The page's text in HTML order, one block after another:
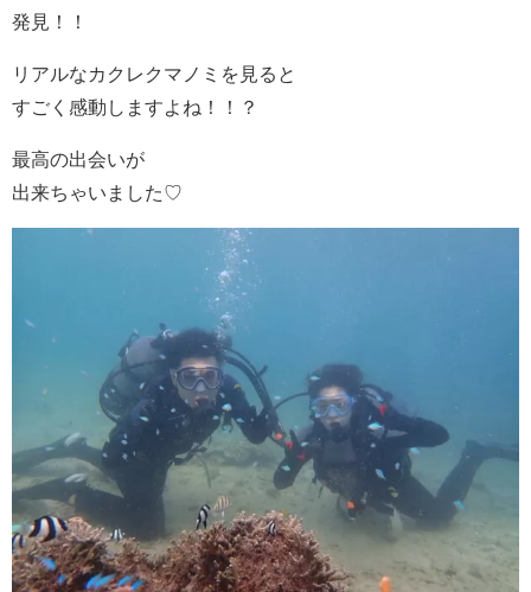
発見！！
リアルなカクレクマノミを見ると
すごく感動しますよね！！？
最高の出会いが
出来ちゃいました♡